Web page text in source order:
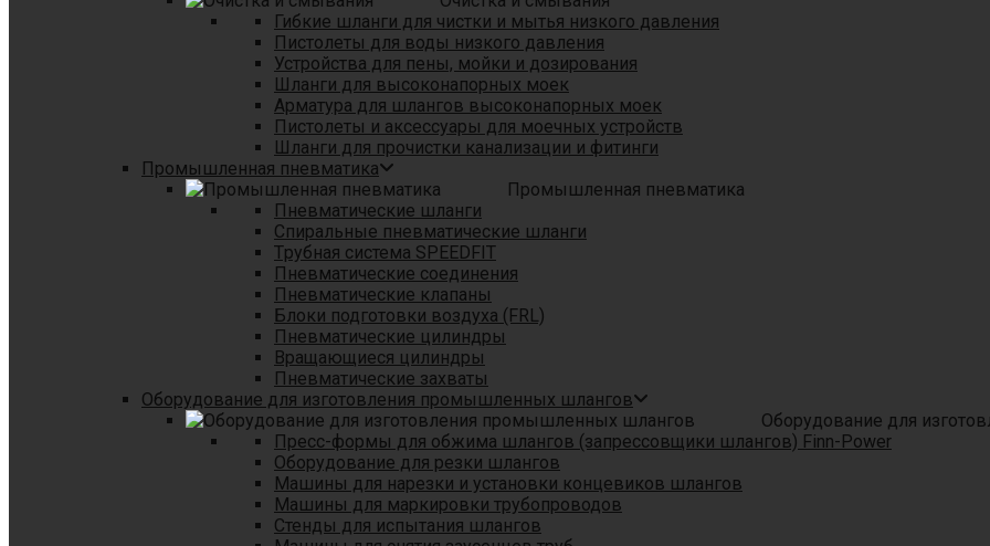
Гибкие шланги для чистки и мытья низкого давления
Пистолеты для воды низкого давления
Устройства для пены, мойки и дозирования
Шланги для высоконапорных моек
Арматура для шлангов высоконапорных моек
Пистолеты и аксессуары для моечных устройств
Шланги для прочистки канализации и фитинги
Промышленная пневматика
Промышленная пневматика
Пневматические шланги
Спиральные пневматические шланги
Tрубная система SPEEDFIT
Пневматические соединения
Пневматические клапаны
Блоки подготовки воздуха (FRL)
Пневматические цилиндры
Вращающиеся цилиндры
Пневматические захваты
Оборудование для изготовления промышленных шлангов
Оборудование для
Пресс-формы для обжима шлангов (запрессовщики шлангов) Finn-Power
Оборудование для резки шлангов
Машины для нарезки и установки концевиков шлангов
Машины для маркировки трубопроводов
Стенды для испытания шлангов